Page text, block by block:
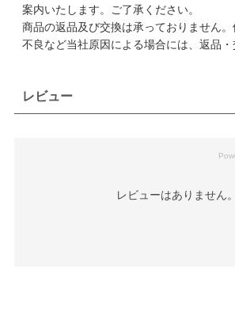
案内いたします。ご了承ください。
商品の返品及び交換は承っておりません
不良など当社原因による場合には、返品・
レビュー
レビューはありません。